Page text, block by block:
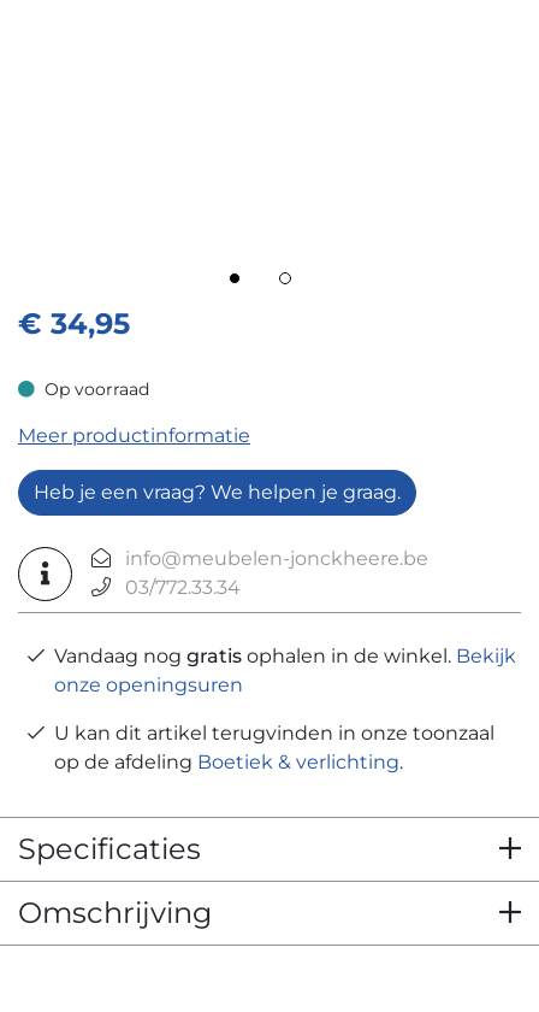
€ 34,95
Op voorraad
Op voorraad
Meer productinformatie
Heb je een vraag? We helpen je graag.
info@meubelen-jonckheere.be
03/772.33.34
Vandaag nog gratis ophalen in de winkel. Bekijk
onze openingsuren
U kan dit artikel terugvinden in onze toonzaal
op de afdeling Boetiek & verlichting.
Specificaties
Omschrijving